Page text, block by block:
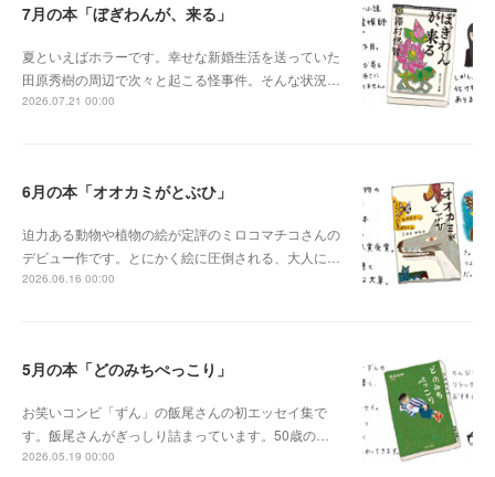
7月の本「ぼぎわんが、来る」
夏といえばホラーです。幸せな新婚生活を送っていた
田原秀樹の周辺で次々と起こる怪事件。そんな状況…
2026.07.21 00:00
6月の本「オオカミがとぶひ」
迫力ある動物や植物の絵が定評のミロコマチコさんの
デビュー作です。とにかく絵に圧倒される、大人に…
2026.06.16 00:00
5月の本「どのみちぺっこり」
お笑いコンビ「ずん」の飯尾さんの初エッセイ集で
す。飯尾さんがぎっしり詰まっています。50歳の…
2026.05.19 00:00